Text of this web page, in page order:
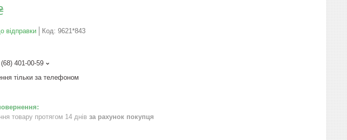
відправки Код: 9621*843
401-00-59
тільки за телефоном
товару протягом 14 днів за рахунок покупця